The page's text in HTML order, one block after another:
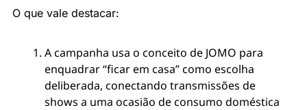
O que vale destacar:
A campanha usa o conceito de JOMO para
enquadrar “ficar em casa” como escolha
deliberada, conectando transmissões de
shows a uma ocasião de consumo doméstica